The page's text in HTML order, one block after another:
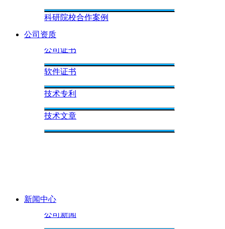
科研院校合作案例
军工合作案例
除湿控湿工程案例
公司资质
公司证书
软件证书
技术专利
技术文章
新闻中心
公司新闻